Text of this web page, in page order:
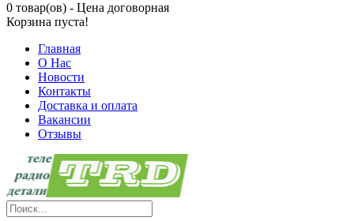
0 товар(ов) - Цена договорная
Корзина пуста!
Главная
О Нас
Новости
Контакты
Доставка и оплата
Вакансии
Отзывы